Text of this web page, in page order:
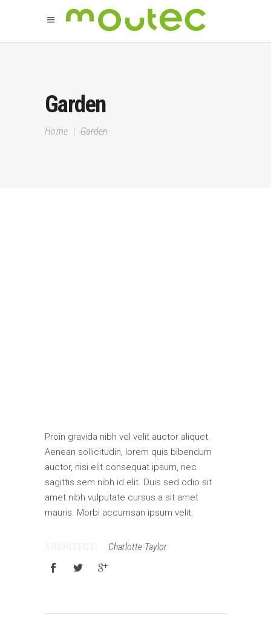
Garden
Home | Garden
Proin gravida nibh vel velit auctor aliquet.
Aenean sollicitudin, lorem quis bibendum
auctor, nisi elit consequat ipsum, nec
sagittis sem nibh id elit. Duis sed odio sit
amet nibh vulputate cursus a sit amet
mauris. Morbi accumsan ipsum velit.
Charlotte Taylor